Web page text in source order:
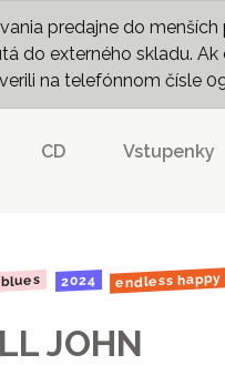
predajne do
do externého skladu.
na telefónnom čísle
CD Vstupenky
blues 2024 endless happy
JOHN